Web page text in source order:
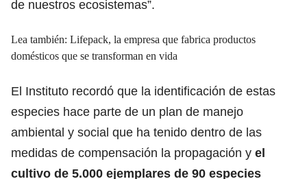
de nuestros ecosistemas”.
Lea también: Lifepack, la empresa que fabrica productos
domésticos que se transforman en vida
El Instituto recordó que la identificación de estas
especies hace parte de un plan de manejo
ambiental y social que ha tenido dentro de las
medidas de compensación la propagación y el
cultivo de 5.000 ejemplares de 90 especies